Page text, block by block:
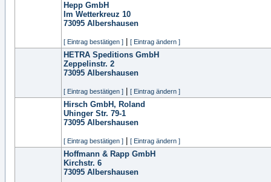
Hepp GmbH
Im Wetterkreuz 10
73095 Albershausen
[ Eintrag bestätigen ] [ Eintrag ändern ]
HETRA Speditions GmbH
Zeppelinstr. 2
73095 Albershausen
[ Eintrag bestätigen ] [ Eintrag ändern ]
Hirsch GmbH, Roland
Uhinger Str. 79-1
73095 Albershausen
[ Eintrag bestätigen ] [ Eintrag ändern ]
Hoffmann & Rapp GmbH
Kirchstr. 6
73095 Albershausen